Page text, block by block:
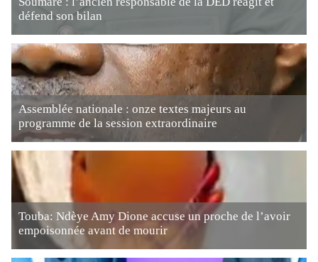
défend son bilan
Assemblée nationale : onze textes majeurs au
programme de la session extraordinaire
Touba: Ndèye Amy Dione accuse un proche de l’avoir
empoisonnée avant de mourir